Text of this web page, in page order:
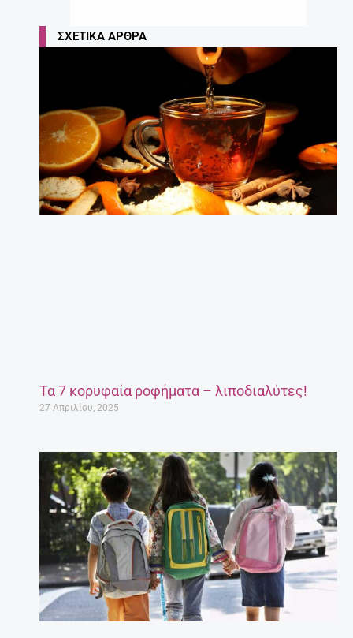
ΣΧΕΤΙΚΆ ΆΡΘΡΑ
Τα 7 κορυφαία ροφήματα – λιποδιαλύτες!
27 Απριλίου, 2025